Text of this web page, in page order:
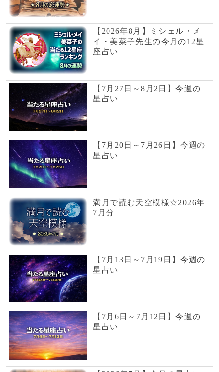
もっと見る>>
当たる占い師 Pick up
空
大きな愛で未来を輝か
せる鑑定師
占い師サイト :ウラナ
いま人気沸騰の電話占い
仁衣沙
トカードを使った慈
愛に満ちた鑑定師で
す
飛びぬけた霊聴力と
カウンセラーの分析
を交えた鑑定師
羽音
霊視で見通し、天使
からのメッセージを
届ける鑑定師
美魅
霊感タロットのアド
バイスには当たると
定評の鑑定師です